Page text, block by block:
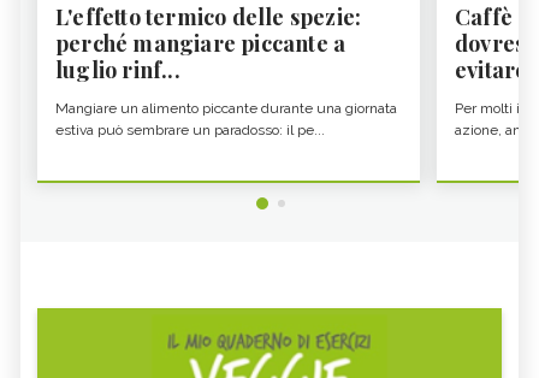
L'effetto termico delle spezie:
perché mangiare piccante a
luglio rinf...
Mangiare un alimento piccante durante una giornata
estiva può sembrare un paradosso: il pe...
Caffè
evitare
Per molti il
azione,